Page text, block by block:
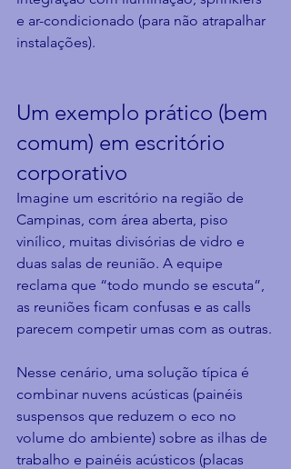
e ar-condicionado (para não atrapalhar
instalações).
Um exemplo prático (bem
comum) em escritório
corporativo
Imagine um escritório na região de
Campinas, com área aberta, piso
vinílico, muitas divisórias de vidro e
duas salas de reunião. A equipe
reclama que “todo mundo se escuta”,
as reuniões ficam confusas e as calls
parecem competir umas com as outras.
Nesse cenário, uma solução típica é
combinar nuvens acústicas (painéis
suspensos que reduzem o eco no
volume do ambiente) sobre as ilhas de
trabalho e painéis acústicos (placas